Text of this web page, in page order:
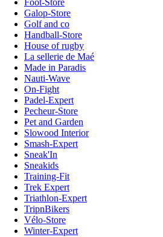
Foot-Store
Galop-Store
Golf and co
Handball-Store
House of rugby
La sellerie de Maé
Made in Paradis
Nauti-Wave
On-Fight
Padel-Expert
Pecheur-Store
Pet and Garden
Slowood Interior
Smash-Expert
Sneak'In
Sneakids
Training-Fit
Trek Expert
Triathlon-Expert
TripnBikers
Vélo-Store
Winter-Expert